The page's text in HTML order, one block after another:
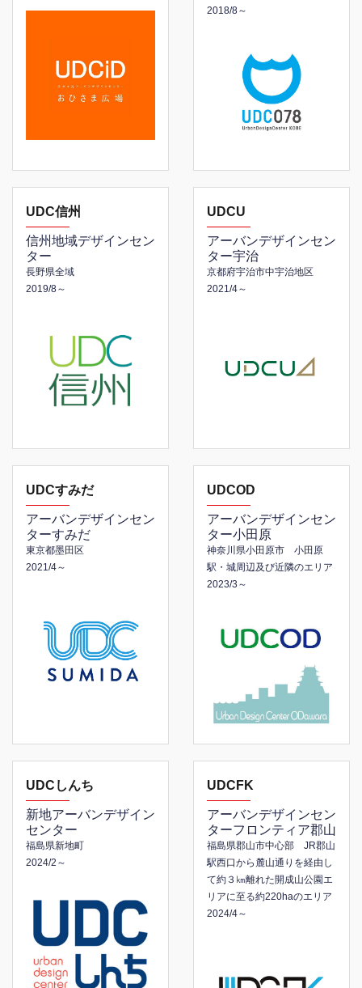
2018/8～
UDC信州
信州地域デザインセン
ター
長野県全域
2019/8～
UDCU
アーバンデザインセン
ター宇治
京都府宇治市中宇治地区
2021/4～
UDCすみだ
アーバンデザインセン
ターすみだ
東京都墨田区
2021/4～
UDCOD
アーバンデザインセン
ター小田原
神奈川県小田原市 小田原
駅・城周辺及び近隣のエリア
2023/3～
UDCしんち
新地アーバンデザイン
センター
福島県新地町
2024/2～
UDCFK
アーバンデザインセン
ターフロンティア郡山
福島県郡山市中心部 JR郡山
駅西口から麓山通りを経由し
て約３㎞離れた開成山公園エ
リアに至る約220haのエリア
2024/4～